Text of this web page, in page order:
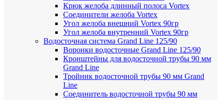
Крюк желоба длинный полоса Vortex
Соединители желоба Vortex
Угол желоба внешний Vortex 90гр
Угол желоба внутренний Vortex 90гр
Водосточная система Grand Line 125/90
Воронки водосточные Grand Line 125/90
Кронштейны для водосточной трубы 90 мм
Grand Line
Тройник водосточной трубы 90 мм Grand
Line
Соединитель водосточной трубы 90 мм